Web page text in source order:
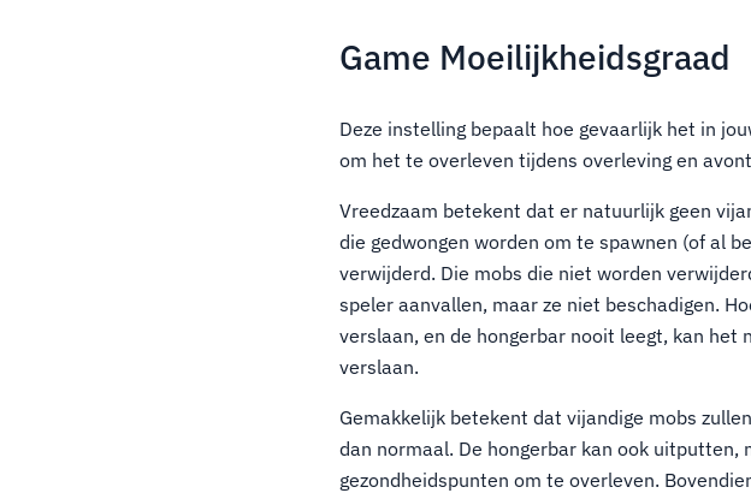
Game Moeilijkheidsgraad
Deze instelling bepaalt hoe gevaarlijk het in
om het te overleven tijdens overleving en
Vreedzaam betekent dat er natuurlijk geen
die gedwongen worden om te spawnen (of al
verwijderd. Die mobs die niet worden
speler aanvallen, maar ze niet beschadigen.
verslaan, en de hongerbar nooit leegt, kan
verslaan.
Gemakkelijk betekent dat vijandige mobs
dan normaal. De hongerbar kan ook
gezondheidspunten om te overleven.